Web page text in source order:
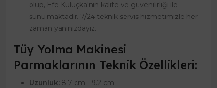
olup, Efe Kuluçka'nın kalite ve güvenilirliği ile
sunulmaktadır. 7/24 teknik servis hizmetimizle her
zaman yanınızdayız.
Tüy Yolma Makinesi
Parmaklarının Teknik Özellikleri:
Uzunluk: 8.7 cm - 9.2 cm